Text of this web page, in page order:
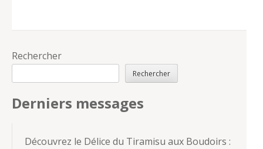
Rechercher
Rechercher
Derniers messages
Découvrez le Délice du Tiramisu aux Boudoirs :